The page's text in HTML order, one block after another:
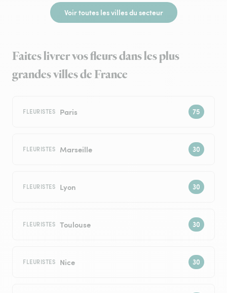
Voir toutes les villes du secteur
Faites livrer vos fleurs dans les plus
grandes villes de France
FLEURISTES Paris
FLEURISTES Marseille
FLEURISTES Lyon
FLEURISTES Toulouse
FLEURISTES Nice